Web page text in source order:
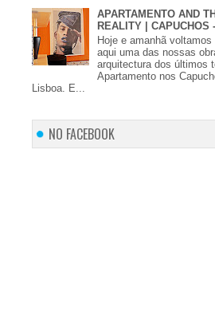
APARTAMENTO AND
REALITY | CAPUCHOS
Hoje e amanhã voltamos
aqui uma das nossas
arquitectura dos últimos
Apartamento nos
Lisboa. E...
NO FACEBOOK